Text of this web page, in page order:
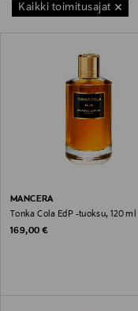
Kaikki toimitusajat
MANCERA
Tonka Cola EdP -tuoksu, 120 ml
Original Price
169,00 €